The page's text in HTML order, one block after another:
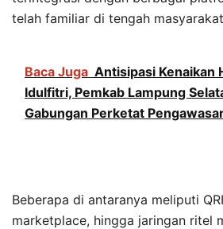
telah familiar di tengah
Baca Juga Antisipasi Kenaikan
Idulfitri, Pemkab Lampung
Gabungan Perketat
Beberapa di antaranya meliputi
marketplace, hingga jaringan ritel